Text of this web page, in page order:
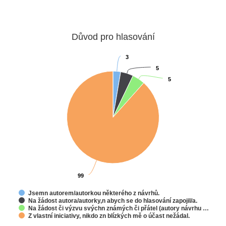
Důvod pro hlasování
3
3
5
5
5
5
99
99
Jsemn autorem/autorkou některého z návrhů.
Na žádost autora/autorky,n abych se do hlasování zapojil/a.
Na žádost či výzvu svýchn známých či přátel (autory návrhu …
Z vlastní iniciativy, nikdo zn blízkých mě o účast nežádal.